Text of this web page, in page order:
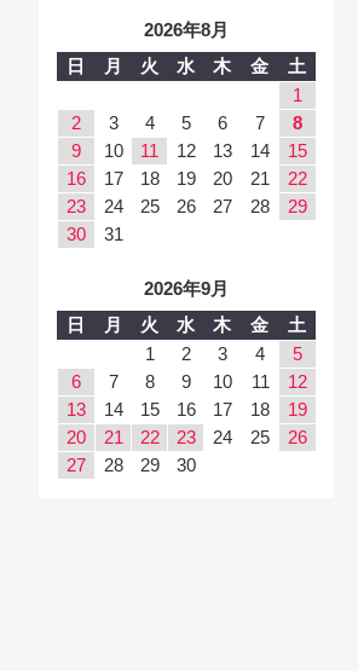
2026年8月
日
月 火 水 木 金
土
1
2
3 4 5 6 7
8
9
10 11 12 13 14
15
16
17 18 19 20 21
22
23
24 25 26 27 28
29
30
31
2026年9月
日
月 火 水 木 金
土
1
2 3 4
5
6
7 8 9 10 11
12
13
14 15 16 17 18
19
20
21 22 23 24 25
26
27
28 29 30